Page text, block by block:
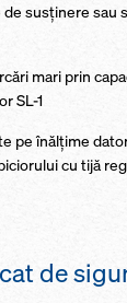
susţinere sau
mari prin
SL-1
pe înălţime
cu tijă
de